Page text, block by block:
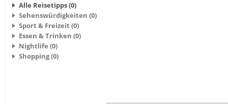
Alle Reisetipps (0)
Sehenswürdigkeiten (0)
Sport & Freizeit (0)
Essen & Trinken (0)
Nightlife (0)
Shopping (0)